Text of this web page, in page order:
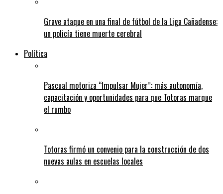
Grave ataque en una final de fútbol de la Liga Cañadense:
un policía tiene muerte cerebral
Política
Pascual motoriza “Impulsar Mujer”: más autonomía,
capacitación y oportunidades para que Totoras marque
el rumbo
Totoras firmó un convenio para la construcción de dos
nuevas aulas en escuelas locales